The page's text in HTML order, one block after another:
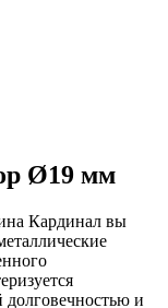
Ø19 мм
Кардинал вы
и